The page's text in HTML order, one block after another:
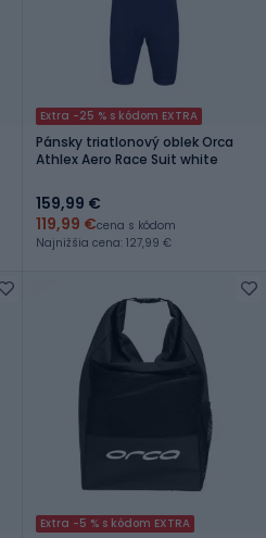
Extra -25 % s kódom EXTRA
Pánsky triatlonový oblek Orca
Athlex Aero Race Suit white
159,99 €
119,99 €cena s kódom
Najnižšia cena: 127,99 €
Extra -5 % s kódom EXTRA